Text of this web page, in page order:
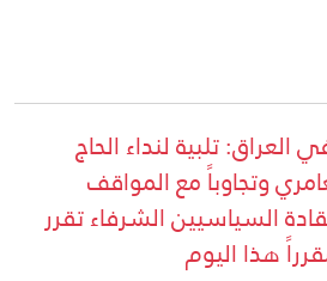
العراق: تلبية لنداء الحاج
وتجاوباً مع المواقف
السياسيين الشرفاء تقرر
هذا اليوم